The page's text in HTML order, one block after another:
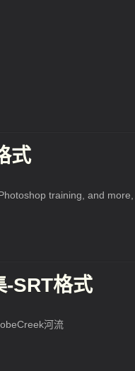
式
training, and
-SRT格式
河流